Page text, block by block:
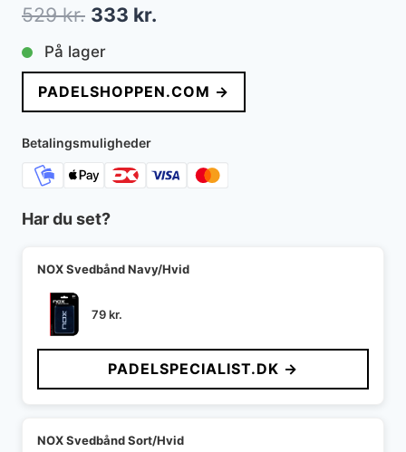
529kr. Den
oprindelige
pris
var:
529 kr..
333 kr.
pris
er:
På lager
PADELSHOPPEN.COM →
Betalingsmuligheder
Har du set?
NOX Svedbånd Navy/Hvid
79kr.
PADELSPECIALIST.DK →
NOX Svedbånd Sort/Hvid